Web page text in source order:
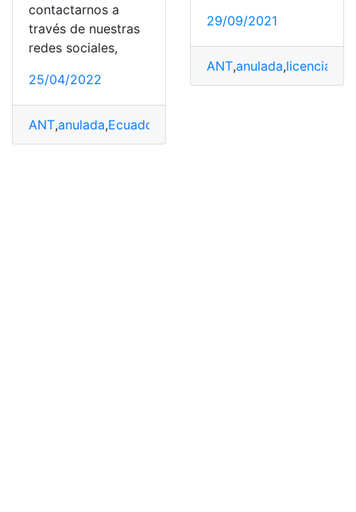
contactarnos a
través de nuestras
redes sociales,
25/04/2022
ANT,anulada,Ecuador
29/09/2021
ANT,anulada,licencia